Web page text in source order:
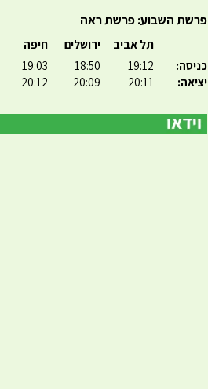
פרשת השבוע: פרשת ראה
כניסה:
יציאה:
תל אביב
19:12
20:11
ירושלים
18:50
20:09
חיפה
19:03
20:12